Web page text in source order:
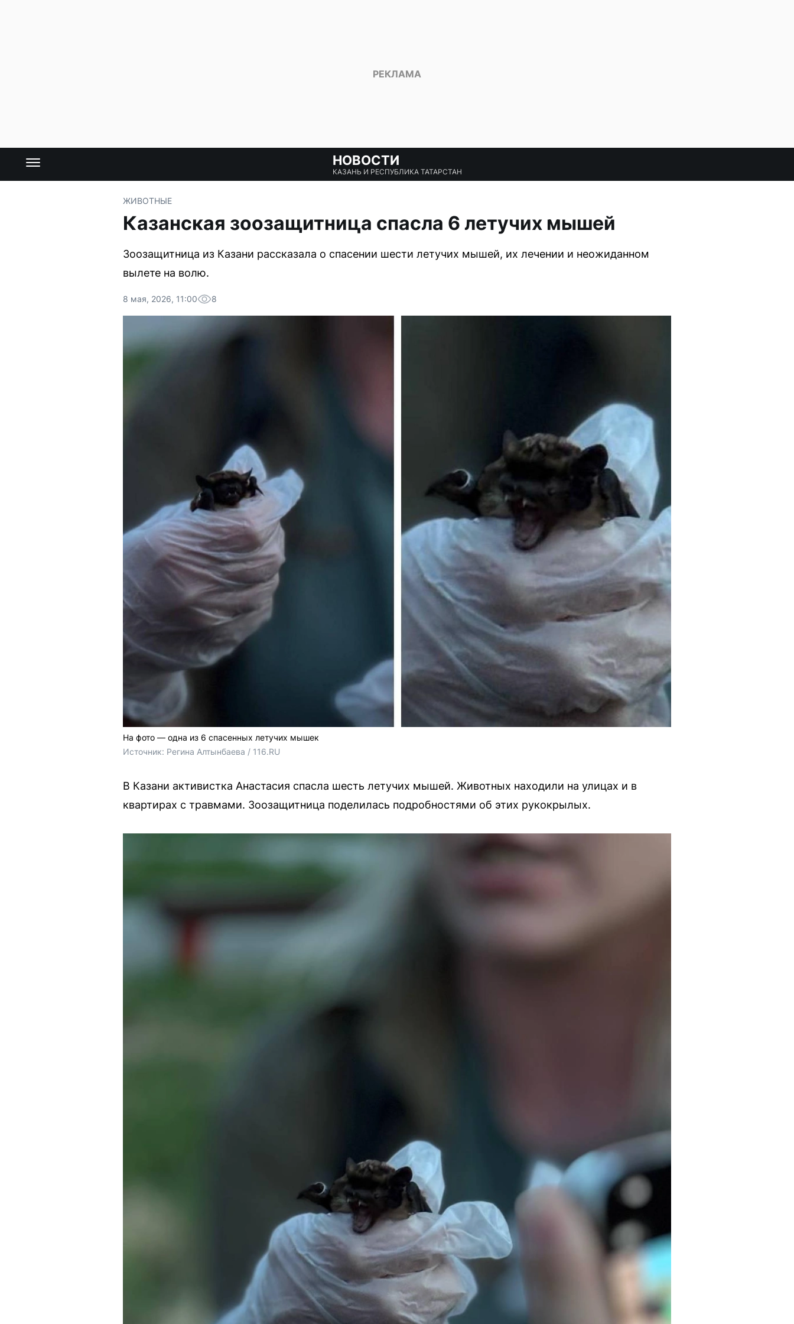
НОВОСТИ
КАЗАНЬ И РЕСПУБЛИКА ТАТАРСТАН
ЖИВОТНЫЕ
Казанская зоозащитница спасла 6 летучих мышей
Зоозащитница из Казани рассказала о спасении шести летучих мышей, их лечении и неожиданном
вылете на волю.
8 мая, 2026, 11:00 8
На фото — одна из 6 спасенных летучих мышек
Источник: Регина Алтынбаева / 116.RU
В Казани активистка Анастасия спасла шесть летучих мышей. Животных находили на улицах и в
квартирах с травмами. Зоозащитница поделилась подробностями об этих рукокрылых.